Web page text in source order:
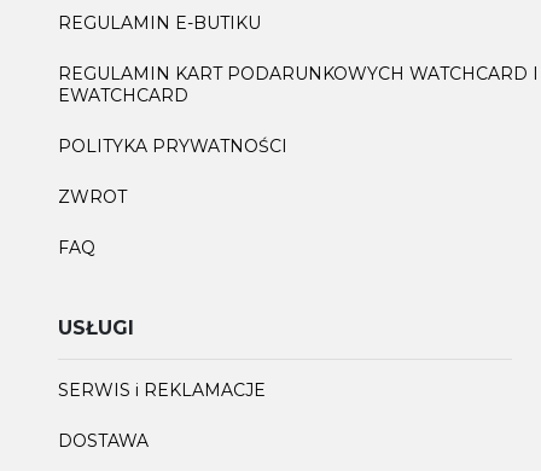
REGULAMIN E-BUTIKU
REGULAMIN KART PODARUNKOWYCH WATCHCARD I
EWATCHCARD
POLITYKA PRYWATNOŚCI
ZWROT
FAQ
USŁUGI
SERWIS i REKLAMACJE
DOSTAWA